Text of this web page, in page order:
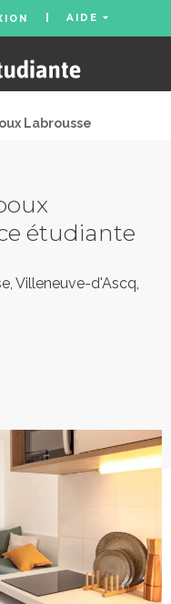
AIDE
Labrousse
étudiante
Villeneuve-d'Ascq,